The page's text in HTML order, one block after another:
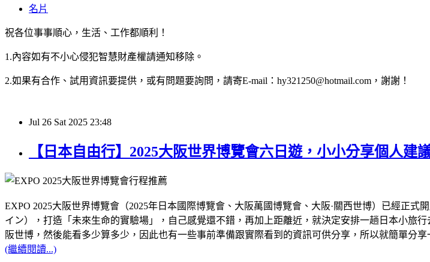
名片
祝各位事事順心，生活、工作都順利！
1.內容如有不小心侵犯智慧財產權請通知移除。
2.如果有合作、試用資訊要提供，或有問題要詢問，請寄E-mail：hy321250@hotmail.com，謝謝！
Jul 26 Sat 2025 23:48
【日本自由行】2025大阪世界博覽會六日遊，小小分享個人建
EXPO 2025大阪世界博覽會（2025年日本國際博覽會、大阪萬國博覽會、大阪·關西世博）已經正
イン），打造「未來生命的實驗場」，自己感覺還不錯，再加上距離近，就決定安排一趟日本小旅
阪世博，然後能看多少算多少，因此也有一些事前準備跟實際看到的資訊可供分享，所以就簡單分
(繼續閱讀...)